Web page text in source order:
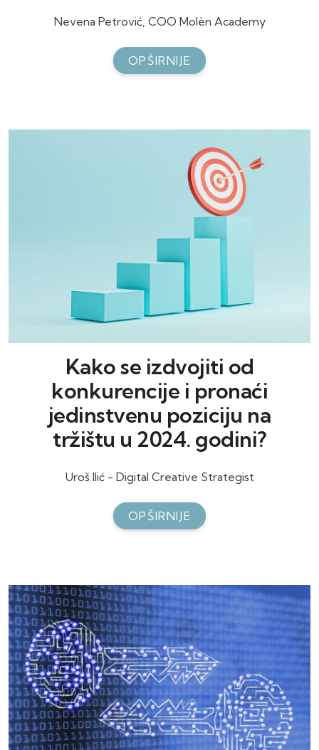
Nevena Petrović, COO Molèn Academy
OPŠIRNIJE
Kako se izdvojiti od
konkurencije i pronaći
jedinstvenu poziciju na
tržištu u 2024. godini?
Uroš Ilić - Digital Creative Strategist
OPŠIRNIJE